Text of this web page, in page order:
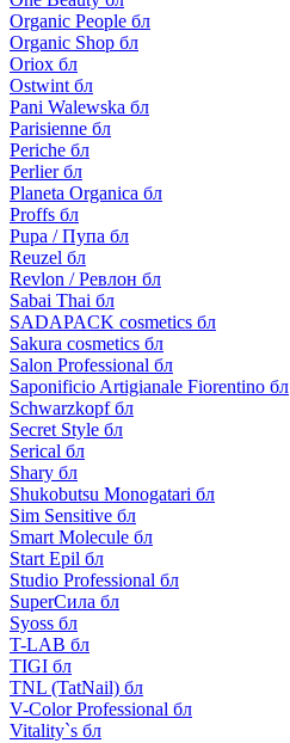
Organic People бл
Organic Shop бл
Oriox бл
Ostwint бл
Pani Walewska бл
Parisienne бл
Periche бл
Perlier бл
Planeta Organica бл
Proffs бл
Pupa / Пупа бл
Reuzel бл
Revlon / Ревлон бл
Sabai Thai бл
SADAPACK cosmetics бл
Sakura cosmetics бл
Salon Professional бл
Saponificio Artigianale Fiorentino бл
Schwarzkopf бл
Secret Style бл
Serical бл
Shary бл
Shukobutsu Monogatari бл
Sim Sensitive бл
Smart Molecule бл
Start Epil бл
Studio Professional бл
SuperСила бл
Syoss бл
T-LAB бл
TIGI бл
TNL (TatNail) бл
V-Color Professional бл
Vitality`s бл